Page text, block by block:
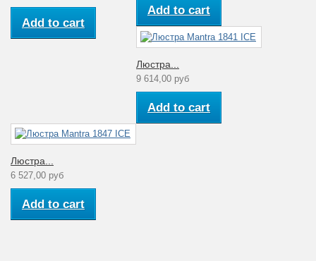
Add to cart
Add to cart
Люстра...
9 614,00 руб
Add to cart
Люстра...
6 527,00 руб
Add to cart